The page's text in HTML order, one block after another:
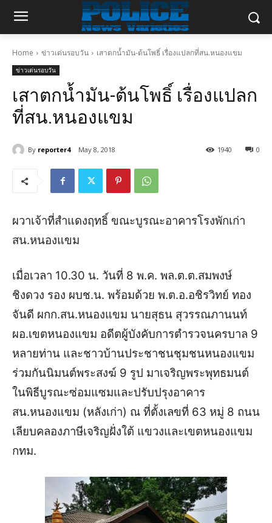
Home ข่าวเด่นรอบวัน เสาตกน้ำมัน-ต้นโพธิ์ เรื่องแปลกที่สน.หนองแขม
ข่าวเด่นรอบวัน
เสาตกน้ำมัน-ต้นโพธิ์ เรื่องแปลก
ที่สน.หนองแขม
By reporter4 May 8, 2018 0
1940
ผวาเจ้าที่สำแดงฤทธิ์ ขณะบูรณะอาคารโรงพักเก่า
สน.หนองแขม
เมื่อเวลา 10.30 น. วันที่ 8 พ.ค. พล.ต.ต.สมพงษ์
ชิงดวง รอง ผบช.น. พร้อมด้วย พ.ต.อ.อชิรวิทย์ ทอง
จันดี ผกก.สน.หนองแขม นายสุธน สุวรรณภานนท์
ผอ.เขตหนองแขม อดีตผู้บังคับการตำรวจนครบาล 9
หลายท่าน และชาวบ้านประชาชนชุมชนหนองแขม
ร่วมกันนิมนต์พระสงฆ์ 9 รูป มาเจริญพระพุทธมนต์
ในพิธีบูรณะซ่อมแซมและปรับปรุงอาคาร
สน.หนองแขม (หลังเก่า) ณ ที่ตั้งเลขที่ 63 หมู่ 8 ถนน
เลียบคลองภาษีเจริญฝั่งใต้ แขวงและเขตหนองแขม
กทม.